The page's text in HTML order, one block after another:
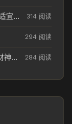
今日2026年04月11日入住新居老黄历不适宜吗_搬家择日参考 314 阅读
294 阅读
2026年04月12日今天财神在哪个吉位_财神方位参考 284 阅读